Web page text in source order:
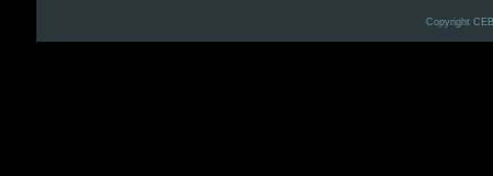
Copyright